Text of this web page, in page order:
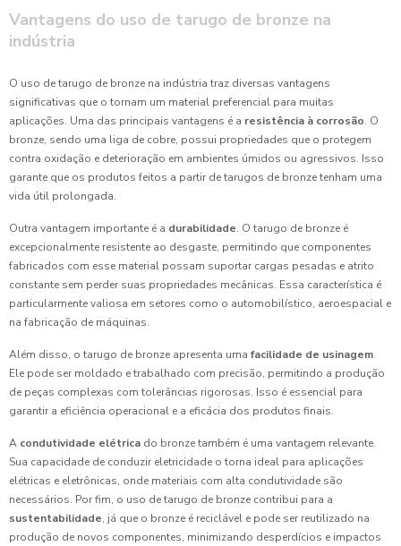
Vantagens do uso de tarugo de bronze na
indústria
O uso de tarugo de bronze na indústria traz diversas vantagens
significativas que o tornam um material preferencial para muitas
aplicações. Uma das principais vantagens é a resistência à corrosão. O
bronze, sendo uma liga de cobre, possui propriedades que o protegem
contra oxidação e deterioração em ambientes úmidos ou agressivos. Isso
garante que os produtos feitos a partir de tarugos de bronze tenham uma
vida útil prolongada.
Outra vantagem importante é a durabilidade. O tarugo de bronze é
excepcionalmente resistente ao desgaste, permitindo que componentes
fabricados com esse material possam suportar cargas pesadas e atrito
constante sem perder suas propriedades mecânicas. Essa característica é
particularmente valiosa em setores como o automobilístico, aeroespacial e
na fabricação de máquinas.
Além disso, o tarugo de bronze apresenta uma facilidade de usinagem.
Ele pode ser moldado e trabalhado com precisão, permitindo a produção
de peças complexas com tolerâncias rigorosas. Isso é essencial para
garantir a eficiência operacional e a eficácia dos produtos finais.
A condutividade elétrica do bronze também é uma vantagem relevante.
Sua capacidade de conduzir eletricidade o torna ideal para aplicações
elétricas e eletrônicas, onde materiais com alta condutividade são
necessários. Por fim, o uso de tarugo de bronze contribui para a
sustentabilidade, já que o bronze é reciclável e pode ser reutilizado na
produção de novos componentes, minimizando desperdícios e impactos